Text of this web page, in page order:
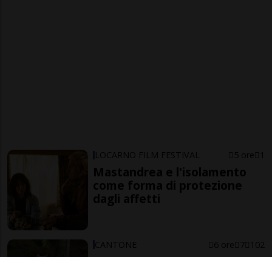
LOCARNO FILM FESTIVAL 5 ore 1
Mastandrea e l'isolamento
come forma di protezione
dagli affetti
CANTONE 6 ore 7 102